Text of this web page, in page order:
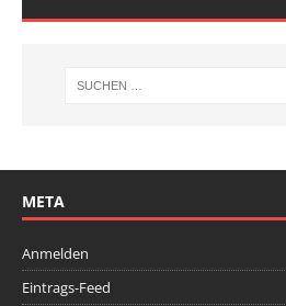
META
Anmelden
Eintrags-Feed